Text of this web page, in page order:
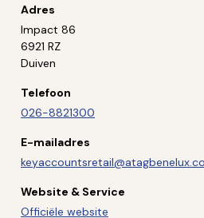
Adres
Impact 86
6921 RZ
Duiven
Telefoon
026-8821300
E-mailadres
Website & Service
Officiële website